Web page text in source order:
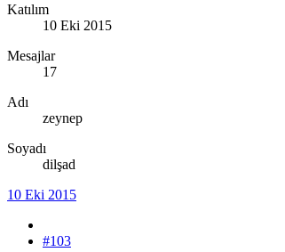
Katılım
10 Eki 2015
Mesajlar
17
Adı
zeynep
Soyadı
dilşad
10 Eki 2015
#103